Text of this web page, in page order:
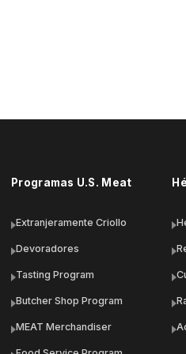
Programas U.S. Meat
Extranjeramente Criollo
Devoradores
Tasting Program
Butcher Shop Program
MEAT Merchandiser